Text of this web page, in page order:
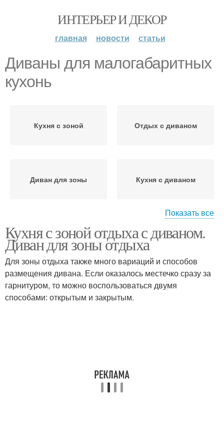
ИНТЕРЬЕР И ДЕКОР
главная новости статьи
Диваны для малогабаритных
кухонь
Кухня с зоной Отдых с диваном
Диван для зоны Кухня с диваном
Узкая кухня Кухни с диваном
Диван на кухне-
гостиной площадью
Диван на кухне
Показать все
Кухня с зоной отдыха с диваном.
Диван для зоны отдыха
Для зоны отдыха также много вариаций и способов
размещения дивана. Если оказалось местечко сразу за
гарнитуром, то можно воспользоваться двумя
способами: открытым и закрытым.